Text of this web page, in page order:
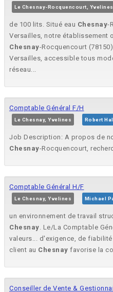
Le Chesnay-Rocquencourt, Yvelines
de 100 lits. Situé eau Chesnay-
Versailles, notre établissement
Chesnay-Rocquencourt
Versailles, accessible tous
réseau...
Comptable Général F/H
Le Chesnay, Yvelines Robert
Job Description: A propos de
Chesnay-Rocquencourt,
Comptable Général H/F
Le Chesnay, Yvelines Michael
un environnement de travail
Chesnay. Le/La Comptable
valeurs... d'exigence, de
client au Chesnay favorise la
Conseiller de Vente &